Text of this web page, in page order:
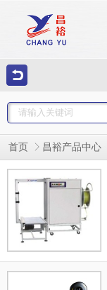
首页 昌裕产品中心